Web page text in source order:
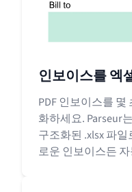
인보이스를 엑
PDF 인보이스를
화하세요. Parseur
구조화된 .xlsx 파
로운 인보이스든